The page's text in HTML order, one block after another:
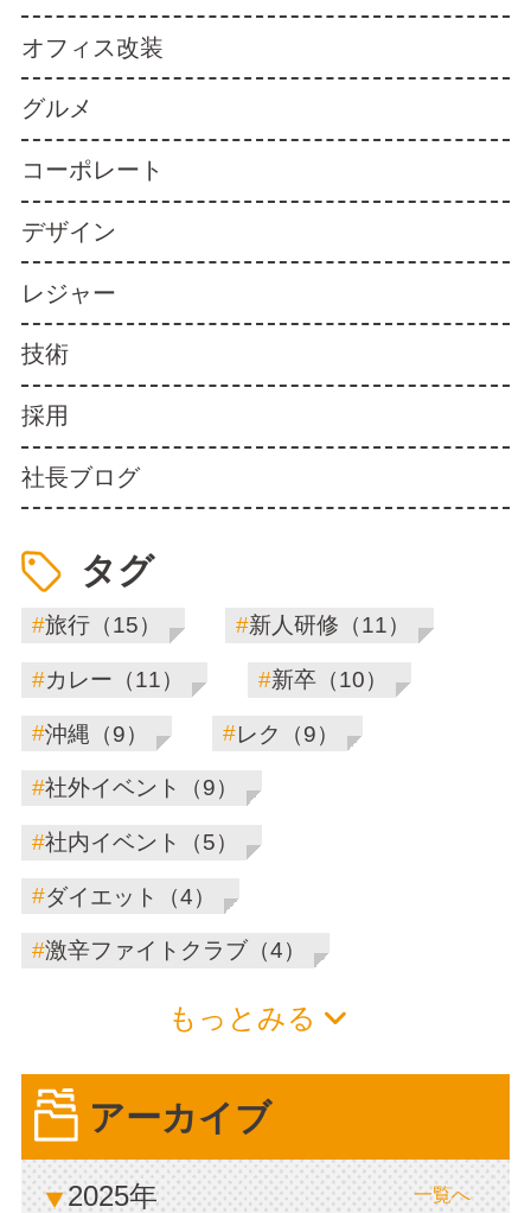
オフィス改装
グルメ
コーポレート
デザイン
レジャー
技術
採用
社長ブログ
タグ
#旅行（15） #新人研修（11）
#カレー（11） #新卒（10）
#沖縄（9） #レク（9）
#社外イベント（9）
#社内イベント（5）
#ダイエット（4）
#激辛ファイトクラブ（4）
もっとみる
アーカイブ
2025年 一覧へ